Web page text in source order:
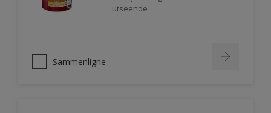
utseende
Sammenligne